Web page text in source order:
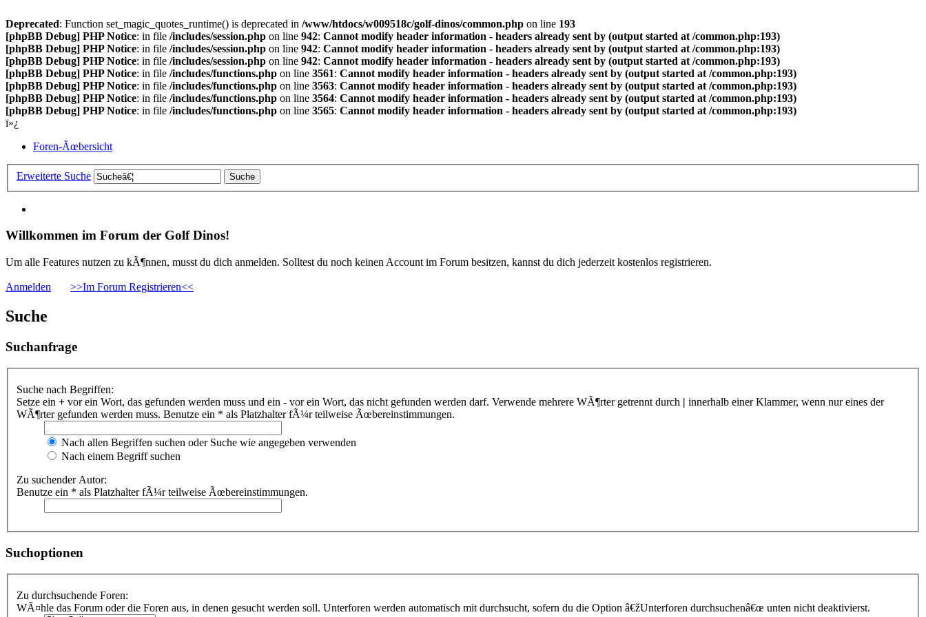
Deprecated: Function set_magic_quotes_runtime() is deprecated in /www/htdocs/w009518c/golf-dinos/common.php on line 193
[phpBB Debug] PHP Notice: in file /includes/session.php on line 942: Cannot modify header information - headers already sent by (output started at /common.php:193)
[phpBB Debug] PHP Notice: in file /includes/session.php on line 942: Cannot modify header information - headers already sent by (output started at /common.php:193)
[phpBB Debug] PHP Notice: in file /includes/session.php on line 942: Cannot modify header information - headers already sent by (output started at /common.php:193)
[phpBB Debug] PHP Notice: in file /includes/functions.php on line 3561: Cannot modify header information - headers already sent by (output started at /common.php:193)
[phpBB Debug] PHP Notice: in file /includes/functions.php on line 3563: Cannot modify header information - headers already sent by (output started at /common.php:193)
[phpBB Debug] PHP Notice: in file /includes/functions.php on line 3564: Cannot modify header information - headers already sent by (output started at /common.php:193)
[phpBB Debug] PHP Notice: in file /includes/functions.php on line 3565: Cannot modify header information - headers already sent by (output started at /common.php:193)
ï»¿
Foren-Ãœbersicht
Erweiterte Suche
Willkommen im Forum der Golf Dinos!
Um alle Features nutzen zu kÃ¶nnen, musst du dich anmelden. Solltest du noch keinen Account im Forum besitzen, kannst du dich jederzeit kostenlos registrieren.
Anmelden >>Im Forum Registrieren<<
Suche
Suchanfrage
Suche nach Begriffen:
Setze ein + vor ein Wort, das gefunden werden muss und ein - vor ein Wort, das nicht gefunden werden darf. Verwende mehrere WÃ¶rter getrennt durch | innerhalb einer Klammer, wenn nur eines der
WÃ¶rter gefunden werden muss. Benutze ein * als Platzhalter fÃ¼r teilweise Ãœbereinstimmungen.
Nach allen Begriffen suchen oder Suche wie angegeben verwenden
Nach einem Begriff suchen
Zu suchender Autor:
Benutze ein * als Platzhalter fÃ¼r teilweise Ãœbereinstimmungen.
Suchoptionen
Zu durchsuchende Foren:
WÃ¤hle das Forum oder die Foren aus, in denen gesucht werden soll. Unterforen werden automatisch mit durchsucht, sofern du die Option â€žUnterforen durchsuchenâ€œ unten nicht deaktivierst.